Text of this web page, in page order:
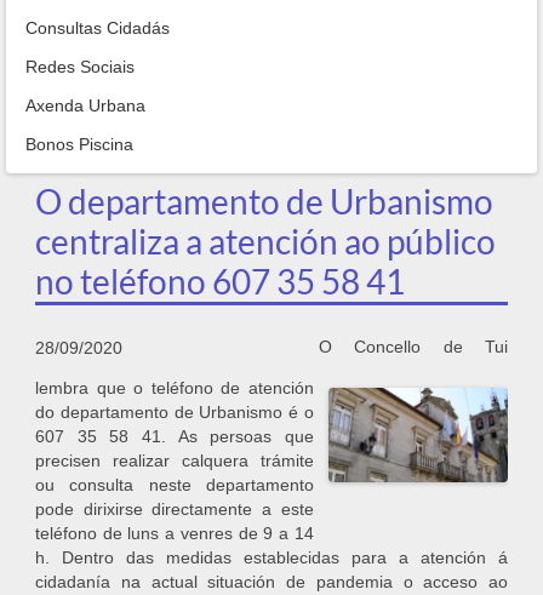
Consultas Cidadás
Redes Sociais
Axenda Urbana
Bonos Piscina
O departamento de Urbanismo
centraliza a atención ao público
no teléfono 607 35 58 41
28/09/2020 O Concello de Tui
lembra que o teléfono de atención
do departamento de Urbanismo é o
607 35 58 41. As persoas que
precisen realizar calquera trámite
ou consulta neste departamento
pode dirixirse directamente a este
teléfono de luns a venres de 9 a 14
h. Dentro das medidas establecidas para a atención á
cidadanía na actual situación de pandemia o acceso ao